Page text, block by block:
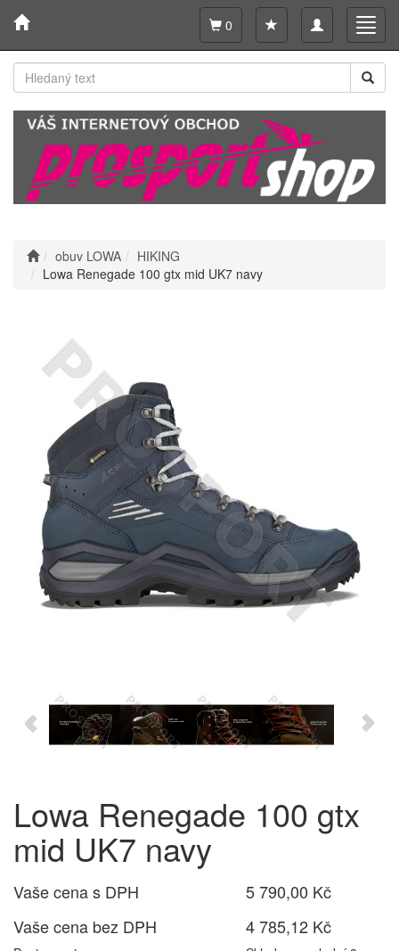
Toggle
navigation
0
obuv LOWA
HIKING
Lowa Renegade 100 gtx mid UK7 navy
Lowa Renegade 100 gtx
mid UK7 navy
Vaše cena s DPH
5 790,00 Kč
Vaše cena bez DPH
4 785,12 Kč